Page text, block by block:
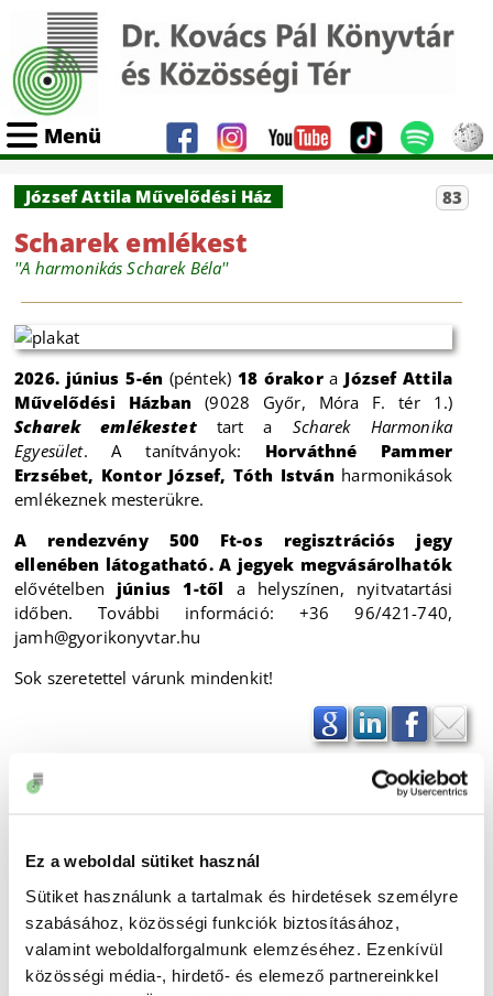
Ez a weboldal sütiket használ
Sütiket használunk a tartalmak és hirdetések személyre
szabásához, közösségi funkciók biztosításához,
valamint weboldalforgalmunk elemzéséhez. Ezenkívül
közösségi média-, hirdető- és elemező partnereinkkel
Menü
83
József Attila Művelődési Ház
Scharek emlékest
''A harmonikás Scharek Béla''
2026. június 5-én (péntek) 18 órakora József Attila
Művelődési Házban (9028 Győr, Móra F. tér 1.)
Scharek emlékestettart a Scharek Harmonika
Egyesület. A tanítványok: Horváthné Pammer
Erzsébet, Kontor József, Tóth Istvánharmonikások
emlékeznek mesterükre.
A rendezvény 500 Ft-os regisztrációs jegy
ellenében látogatható. A jegyek megvásárolhatók
elővételben június 1-től a helyszínen, nyitvatartási
időben. További információ: +36 96/421-740,
jamh@gyorikonyvtar.hu
Sok szeretettel várunk mindenkit!